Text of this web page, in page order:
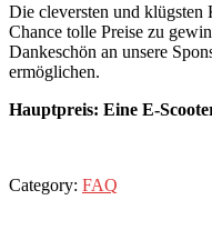
Die cleversten und klügsten
Chance tolle Preise zu
Dankeschön an unsere
ermöglichen.
Hauptpreis: Eine E-
Category: FAQ